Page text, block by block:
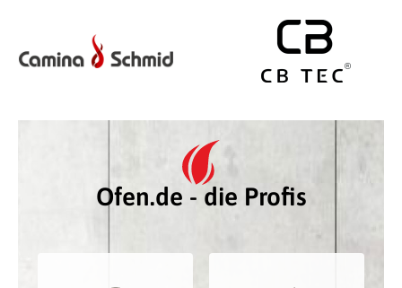
Ofen.de - die Profis